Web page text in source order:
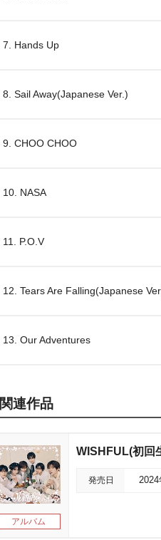
7. Hands Up
8. Sail Away(Japanese Ver.)
9. CHOO CHOO
10. NASA
11. P.O.V
12. Tears Are Falling(Japanese
13. Our Adventures
関連作品
アルバム
WISHFUL(初回
発売日 2024